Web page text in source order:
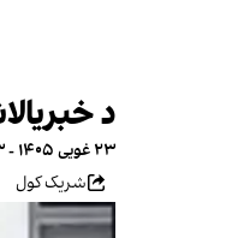
د
۲۳ غویی ۱۴۰۵ - ۱۳ می ۲۰۲۶، ۰۳:۳۵ GMT+۱
شریک کول